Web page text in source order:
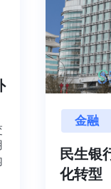
交
用
内
金融
民生
化转型